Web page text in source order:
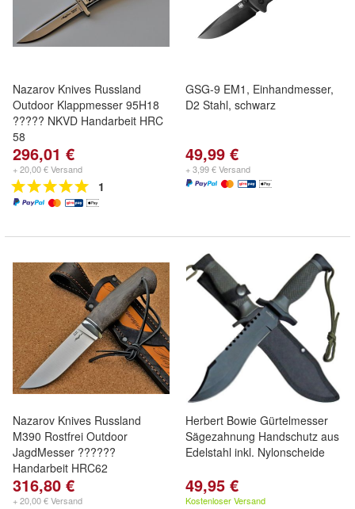
Nazarov Knives Russland
Outdoor Klappmesser 95H18
????? NKVD Handarbeit HRC
58
296,01 €
+ 20,00 € Versand
1
GSG-9 EM1, Einhandmesser,
D2 Stahl, schwarz
49,99 €
+ 3,99 € Versand
Nazarov Knives Russland
M390 Rostfrei Outdoor
JagdMesser ??????
Handarbeit HRC62
316,80 €
+ 20,00 € Versand
Herbert Bowie Gürtelmesser
Sägezahnung Handschutz aus
Edelstahl inkl. Nylonscheide
49,95 €
Kostenloser Versand